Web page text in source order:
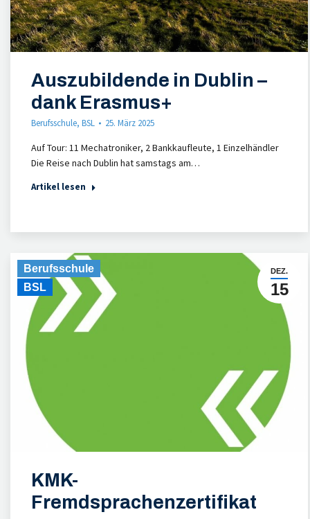
Auszubildende in Dublin –
dank Erasmus+
Berufsschule, BSL 25. März 2025
Auf Tour: 11 Mechatroniker, 2 Bankkaufleute, 1 Einzelhändler
Die Reise nach Dublin hat samstags am…
Artikel lesen
DEZ.
15
Berufsschule
BSL
KMK-
Fremdsprachenzertifikat